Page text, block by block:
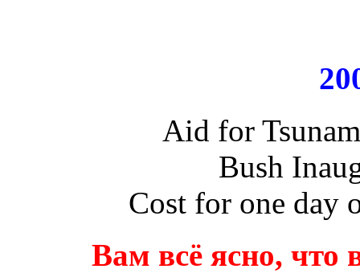
Aid for
Bush
Cost for one day
Вам всё ясно, что